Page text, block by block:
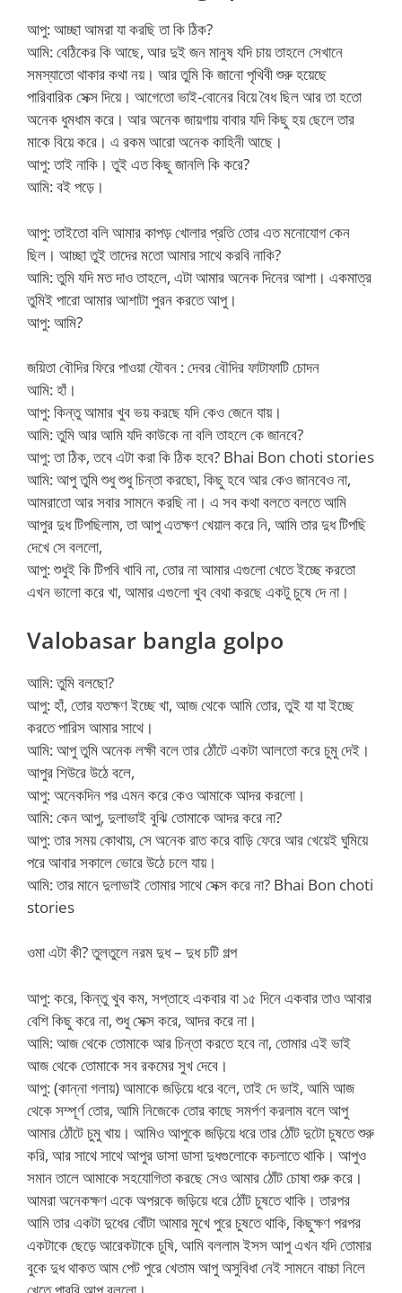
আপু: আচ্ছা আমরা যা করছি তা কি ঠিক?
আমি: বেঠিকের কি আছে, আর দুই জন মানুষ যদি চায় তাহলে সেখানে
সমস্যাতো থাকার কথা নয়। আর তুমি কি জানো পৃথিবী শুরু হয়েছে
পারিবারিক সেক্স দিয়ে। আগেতো ভাই-বোনের বিয়ে বৈধ ছিল আর তা হতো
অনেক ধুমধাম করে। আর অনেক জায়গায় বাবার যদি কিছু হয় ছেলে তার
মাকে বিয়ে করে। এ রকম আরো অনেক কাহিনী আছে।
আপু: তাই নাকি। তুই এত কিছু জানলি কি করে?
আমি: বই পড়ে।
আপু: তাইতো বলি আমার কাপড় খোলার প্রতি তোর এত মনোযোগ কেন
ছিল। আচ্ছা তুই তাদের মতো আমার সাথে করবি নাকি?
আমি: তুমি যদি মত দাও তাহলে, এটা আমার অনেক দিনের আশা। একমাত্র
তুমিই পারো আমার আশাটা পুরন করতে আপু।
আপু: আমি?
জয়িতা বৌদির ফিরে পাওয়া যৌবন : দেবর বৌদির ফাটাফাটি চোদন
আমি: হাঁ।
আপু: কিন্তু আমার খুব ভয় করছে যদি কেও জেনে যায়।
আমি: তুমি আর আমি যদি কাউকে না বলি তাহলে কে জানবে?
আপু: তা ঠিক, তবে এটা করা কি ঠিক হবে? Bhai Bon choti stories
আমি: আপু তুমি শুধু শুধু চিন্তা করছো, কিছু হবে আর কেও জানবেও না,
আমরাতো আর সবার সামনে করছি না। এ সব কথা বলতে বলতে আমি
আপুর দুধ টিপছিলাম, তা আপু এতক্ষণ খেয়াল করে নি, আমি তার দুধ টিপছি
দেখে সে বললো,
আপু: শুধুই কি টিপবি খাবি না, তোর না আমার এগুলো খেতে ইচ্ছে করতো
এখন ভালো করে খা, আমার এগুলো খুব বেথা করছে একটু চুষে দে না।
Valobasar bangla golpo
আমি: তুমি বলছো?
আপু: হাঁ, তোর যতক্ষণ ইচ্ছে খা, আজ থেকে আমি তোর, তুই যা যা ইচ্ছে
করতে পারিস আমার সাথে।
আমি: আপু তুমি অনেক লক্ষী বলে তার ঠোঁটে একটা আলতো করে চুমু দেই।
আপুর শিউরে উঠে বলে,
আপু: অনেকদিন পর এমন করে কেও আমাকে আদর করলো।
আমি: কেন আপু, দুলাভাই বুঝি তোমাকে আদর করে না?
আপু: তার সময় কোথায়, সে অনেক রাত করে বাড়ি ফেরে আর খেয়েই ঘুমিয়ে
পরে আবার সকালে ভোরে উঠে চলে যায়।
আমি: তার মানে দুলাভাই তোমার সাথে সেক্স করে না? Bhai Bon choti
stories
ওমা এটা কী? তুলতুলে নরম দুধ – দুধ চটি গল্প
আপু: করে, কিন্তু খুব কম, সপ্তাহে একবার বা ১৫ দিনে একবার তাও আবার
বেশি কিছু করে না, শুধু সেক্স করে, আদর করে না।
আমি: আজ থেকে তোমাকে আর চিন্তা করতে হবে না, তোমার এই ভাই
আজ থেকে তোমাকে সব রকমের সুখ দেবে।
আপু: (কান্না গলায়) আমাকে জড়িয়ে ধরে বলে, তাই দে ভাই, আমি আজ
থেকে সম্পূর্ণ তোর, আমি নিজেকে তোর কাছে সমর্পণ করলাম বলে আপু
আমার ঠোঁটে চুমু খায়। আমিও আপুকে জড়িয়ে ধরে তার ঠোঁট দুটো চুষতে শুরু
করি, আর সাথে সাথে আপুর ডাসা ডাসা দুধগুলোকে কচলাতে থাকি। আপুও
সমান তালে আমাকে সহযোগিতা করছে সেও আমার ঠোঁট চোষা শুরু করে।
আমরা অনেকক্ষণ একে অপরকে জড়িয়ে ধরে ঠোঁট চুষতে থাকি। তারপর
আমি তার একটা দুধের বোঁটা আমার মুখে পুরে চুষতে থাকি, কিছুক্ষণ পরপর
একটাকে ছেড়ে আরেকটাকে চুষি, আমি বললাম ইসস আপু এখন যদি তোমার
বুকে দুধ থাকত আম পেট পুরে খেতাম আপু অসুবিধা নেই সামনে বাচ্চা নিলে